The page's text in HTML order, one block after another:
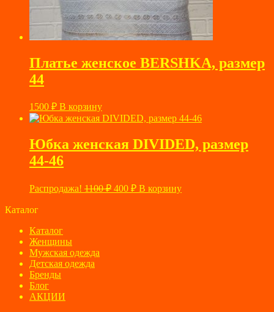
Платье женское BERSHKA, размер
44
1500 ₽ В корзину
Юбка женская DIVIDED, размер
44-46
Распродажа! 1100₽ Первоначальная
400 ₽Текущая
цена:
В корзину
Каталог
Каталог
Женщины
Мужская одежда
Детская одежда
Бренды
Блог
АКЦИИ